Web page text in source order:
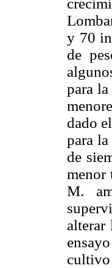
y 70
de
para
dado
para
de
menor
M.
alterar